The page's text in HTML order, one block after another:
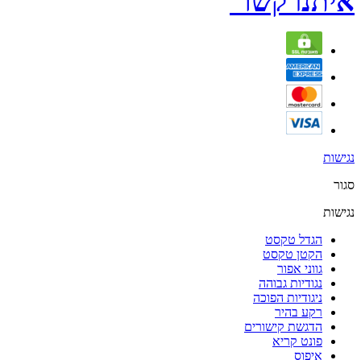
נגישות
סגור
נגישות
הגדל טקסט
הקטן טקסט
גווני אפור
נגודיות גבוהה
ניגודיות הפוכה
רקע בהיר
הדגשת קישורים
פונט קריא
איפוס